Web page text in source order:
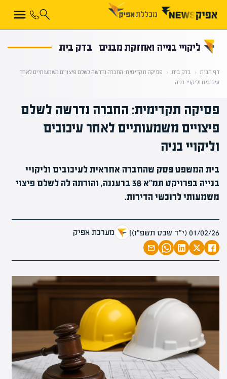
ליקויי בנייה ואחזקת מבנים בדק בית
דף הבית ‹ בדק בית ‹
פסיקה תקדימית: החברה נדרשה לשלם פיצויים משמעותיים לאחר
עיכובים וליקויי בניה
פסיקה תקדימית: החברה נדרשה לשלם
פיצויים משמעותיים לאחר עיכובים
וליקויי בניה
בית המשפט פסק שהחברה אחראית לעיכובים וליקויי
בנייה בפרויקט תמ"א 38 ברעננה, והורתה לה לשלם פיצוי
משמעותי לרוכשי הדירות.
01/02/26 (י״ד שבט תשפ״ו) | מערכת אפיק